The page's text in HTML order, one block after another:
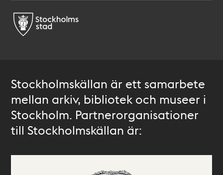
Stockholmskällan är ett samarbete
mellan arkiv, bibliotek och museer i
Stockholm. Partnerorganisationer
till Stockholmskällan är: